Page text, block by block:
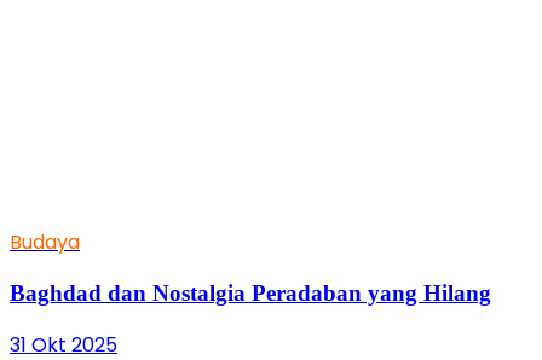
Budaya
Baghdad dan Nostalgia Peradaban yang Hilang
31 Okt 2025